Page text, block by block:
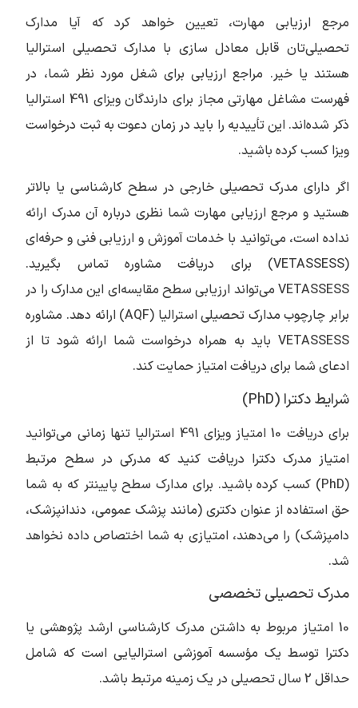
مرجع ارزیابی مهارت، تعیین خواهد کرد که آیا مدارک
تحصیلی‌تان قابل معادل سازی با مدارک تحصیلی استرالیا
هستند یا خیر. مراجع ارزیابی برای شغل مورد نظر شما، در
فهرست مشاغل مهارتی مجاز برای دارندگان ویزای 491 استرالیا
ذکر شده‌اند. این تأییدیه را باید در زمان دعوت به ثبت درخواست
ویزا کسب کرده باشید.
اگر دارای مدرک تحصیلی خارجی در سطح کارشناسی یا بالاتر
هستید و مرجع ارزیابی مهارت شما نظری درباره آن مدرک ارائه
نداده است، می‌توانید با خدمات آموزش و ارزیابی فنی و حرفه‌ای
(VETASSESS) برای دریافت مشاوره تماس بگیرید.
VETASSESS می‌تواند ارزیابی سطح مقایسه‌ای این مدارک را در
برابر چارچوب مدارک تحصیلی استرالیا (AQF) ارائه دهد. مشاوره
VETASSESS باید به همراه درخواست شما ارائه شود تا از
ادعای شما برای دریافت امتیاز حمایت کند.
شرایط دکترا (PhD)
برای دریافت 10 امتیاز ویزای 491 استرالیا تنها زمانی می‌توانید
امتیاز مدرک دکترا دریافت کنید که مدرکی در سطح مرتبط
(PhD) کسب کرده باشید. برای مدارک سطح پایینتر که به شما
حق استفاده از عنوان دکتری (مانند پزشک عمومی، دندانپزشک،
دامپزشک) را می‌دهند، امتیازی به شما اختصاص داده نخواهد
شد.
مدرک تحصیلی تخصصی
10 امتیاز مربوط به داشتن مدرک کارشناسی ارشد پژوهشی یا
دکترا توسط یک مؤسسه آموزشی استرالیایی است که شامل
حداقل 2 سال تحصیلی در یک زمینه مرتبط باشد.